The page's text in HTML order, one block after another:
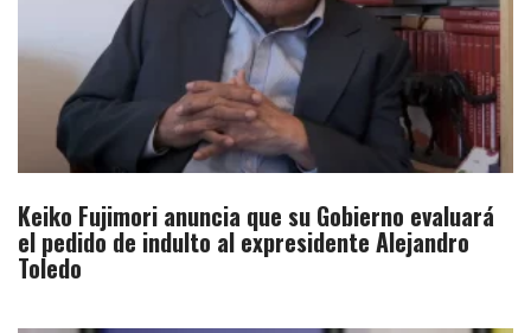
Keiko Fujimori anuncia que su Gobierno evaluará
el pedido de indulto al expresidente Alejandro
Toledo